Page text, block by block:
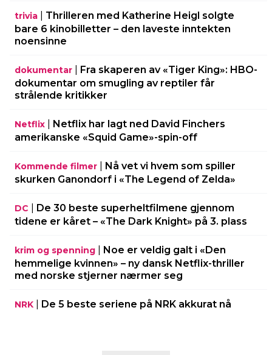
trivia
Thrilleren med Katherine Heigl solgte
bare 6 kinobilletter – den laveste inntekten
noensinne
dokumentar
Fra skaperen av «Tiger King»: HBO-
dokumentar om smugling av reptiler får
strålende kritikker
Netflix
Netflix har lagt ned David Finchers
amerikanske «Squid Game»-spin-off
Kommende filmer
Nå vet vi hvem som spiller
skurken Ganondorf i «The Legend of Zelda»
DC
De 30 beste superheltfilmene gjennom
tidene er kåret – «The Dark Knight» på 3. plass
krim og spenning
Noe er veldig galt i «Den
hemmelige kvinnen» – ny dansk Netflix-thriller
med norske stjerner nærmer seg
NRK De 5 beste seriene på NRK akkurat nå